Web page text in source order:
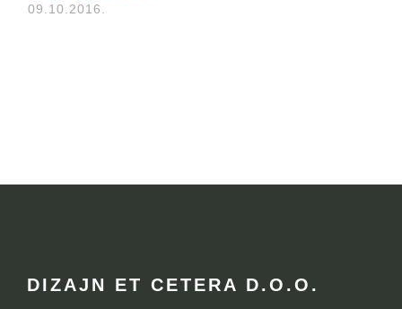
09.10.2016.
FOOTER
DIZAJN ET CETERA D.O.O.